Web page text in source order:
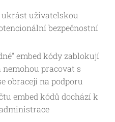
ukrást uživatelskou
bezpečnostní
embed kódy zablokují
pracovat s
obracejí na podporu
embed kódů dochází k